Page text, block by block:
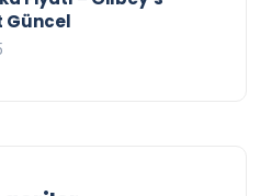
Güncel